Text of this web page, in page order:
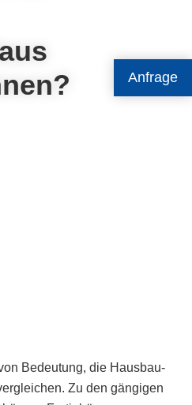
Anfrage
Bedeutung, die Hausbau-
Zu den gängigen